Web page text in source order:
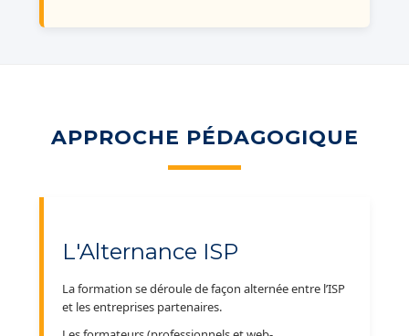
APPROCHE PÉDAGOGIQUE
L'Alternance ISP
La formation se déroule de façon alternée entre l’ISP
et les entreprises partenaires.